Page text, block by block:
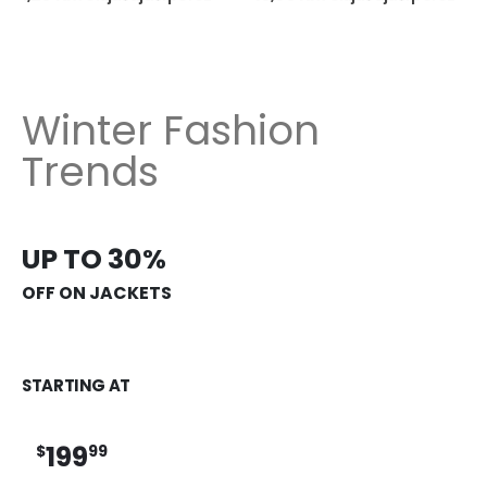
Winter Fashion
Trends
UP TO 30%
OFF ON JACKETS
STARTING AT
$19999